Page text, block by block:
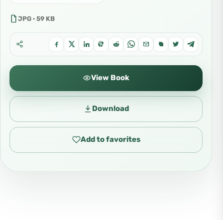
JPG · 59 KB
View Book
Download
Add to favorites